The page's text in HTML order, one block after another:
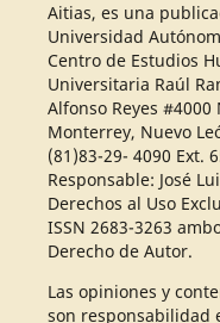
Aitias, es una
Universidad
Centro de Estudios
Universitaria Raúl
Alfonso Reyes
Monterrey, Nuevo
(81)83-29- 4090 Ext.
Responsable: José
Derechos al Uso
ISSN 2683-3263
Derecho de Autor.
Las opiniones y
son responsabilidad